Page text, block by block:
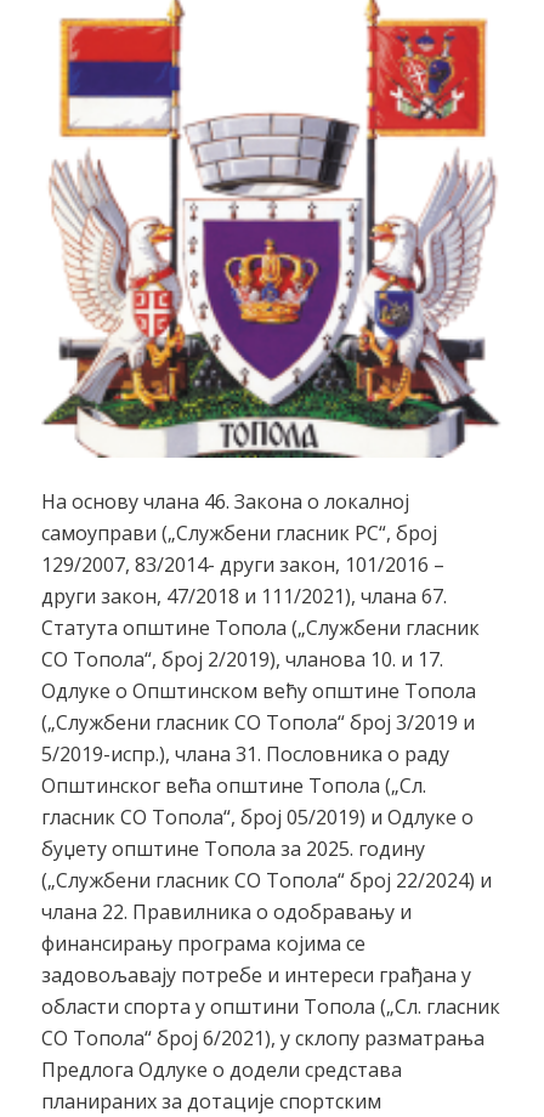
На основу члана 46. Закона о локалној
самоуправи („Службени гласник РС“, број
129/2007, 83/2014- други закон, 101/2016 –
други закон, 47/2018 и 111/2021), члана 67.
Статута општине Топола („Службени гласник
СО Топола“, број 2/2019), чланова 10. и 17.
Одлуке о Општинском већу општине Топола
(„Службени гласник СО Топола“ број 3/2019 и
5/2019-испр.), члана 31. Пословника о раду
Општинског већа општине Топола („Сл.
гласник СО Топола“, број 05/2019) и Одлуке о
буџету општине Топола за 2025. годину
(„Службени гласник СО Топола“ број 22/2024) и
члана 22. Правилника о одобравању и
финансирању програма којима се
задовољавају потребе и интереси грађана у
области спорта у општини Топола („Сл. гласник
СО Топола“ број 6/2021), у склопу разматрања
Предлога Одлуке о додели средстава
планираних за дотације спортским